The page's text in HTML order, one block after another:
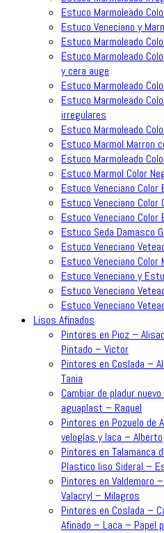
Estuco Marmoleado
Estuco Veneciano y
Estuco Marmoleado
Estuco Marmoleado
y cera auge
Estuco Marmoleado
Estuco Marmoleado
irregulares
Estuco Marmoleado
Estuco Marmol Marron
Estuco Marmoleado
Estuco Marmol Color
Estuco Veneciano Color
Estuco Veneciano Color
Estuco Veneciano Color
Estuco Seda Damasco
Estuco Veneciano
Estuco Veneciano Color
Estuco Veneciano y
Estuco Veneciano
Estuco Veneciano
Lisos Afinados
Pintores en Pioz –
Pintado – Victor
Pintores en Coslada –
Tania
Cambiar de pladur
aguaplast – Raquel
Pintores en Pozuelo de
veloglas y laca – Alberto
Pintores en Talamanca
Plastico liso Sideral –
Pintores en Valdemoro
Valacryl – Milagros
Pintores en Coslada –
Afinado – Laca – Papel